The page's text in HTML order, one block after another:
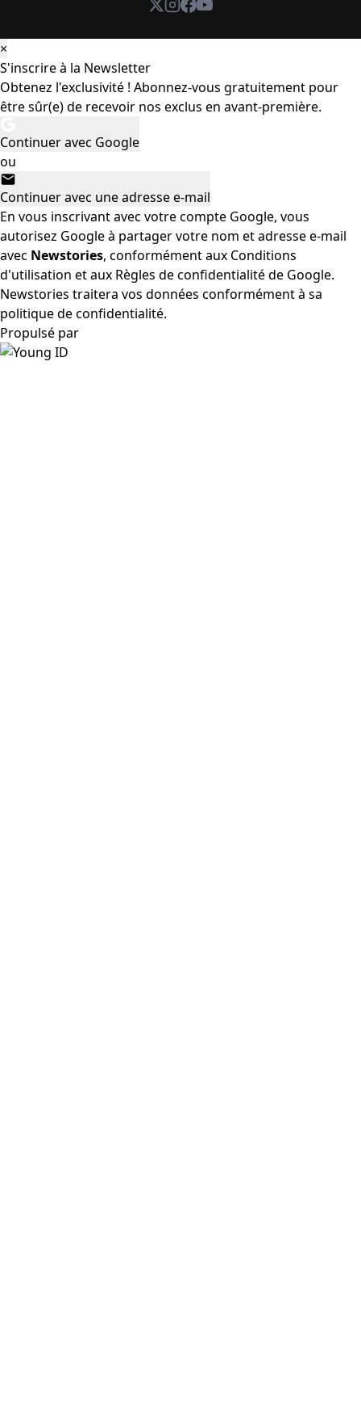
×
S'inscrire à la Newsletter
Obtenez l'exclusivité ! Abonnez-vous gratuitement pour
être sûr(e) de recevoir nos exclus en avant-première.
Continuer avec Google
ou
Continuer avec une adresse e-mail
En vous inscrivant avec votre compte Google, vous
autorisez Google à partager votre nom et adresse e-mail
avec Newstories, conformément aux Conditions
d'utilisation et aux Règles de confidentialitéde Google.
Newstories traitera vos données conformément à sa
politique de confidentialité.
Propulsé par